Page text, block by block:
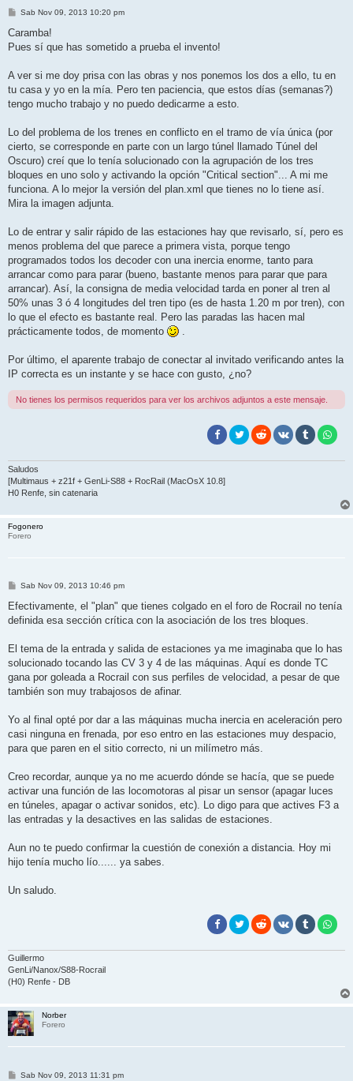
M
n
a
Sab Nov 09, 2013 10:20 pm
Caramba!
Pues sí que has sometido a prueba el invento!
A ver si me doy prisa con las obras y nos ponemos los dos a ello, tu en
tu casa y yo en la mía. Pero ten paciencia, que estos días (semanas?)
tengo mucho trabajo y no puedo dedicarme a esto.
Lo del problema de los trenes en conflicto en el tramo de vía única (por
cierto, se corresponde en parte con un largo túnel llamado Túnel del
Oscuro) creí que lo tenía solucionado con la agrupación de los tres
bloques en uno solo y activando la opción "Critical section"... A mi me
funciona. A lo mejor la versión del plan.xml que tienes no lo tiene así.
Mira la imagen adjunta.
Lo de entrar y salir rápido de las estaciones hay que revisarlo, sí, pero es
menos problema del que parece a primera vista, porque tengo
programados todos los decoder con una inercia enorme, tanto para
arrancar como para parar (bueno, bastante menos para parar que para
arrancar). Así, la consigna de media velocidad tarda en poner al tren al
50% unas 3 ó 4 longitudes del tren tipo (es de hasta 1.20 m por tren), con
lo que el efecto es bastante real. Pero las paradas las hacen mal
prácticamente todos, de momento
.
Por último, el aparente trabajo de conectar al invitado verificando antes la
IP correcta es un instante y se hace con gusto, ¿no?
No tienes los permisos requeridos para ver los archivos adjuntos a este mensaje.
Saludos
[Multimaus + z21f + GenLi-S88 + RocRail (MacOsX 10.8]
H0 Renfe, sin catenaria
Fogonero
Forero
M
n
a
Sab Nov 09, 2013 10:46 pm
Efectivamente, el "plan" que tienes colgado en el foro de Rocrail no tenía
definida esa sección crítica con la asociación de los tres bloques.
El tema de la entrada y salida de estaciones ya me imaginaba que lo has
solucionado tocando las CV 3 y 4 de las máquinas. Aquí es donde TC
gana por goleada a Rocrail con sus perfiles de velocidad, a pesar de que
también son muy trabajosos de afinar.
Yo al final opté por dar a las máquinas mucha inercia en aceleración pero
casi ninguna en frenada, por eso entro en las estaciones muy despacio,
para que paren en el sitio correcto, ni un milímetro más.
Creo recordar, aunque ya no me acuerdo dónde se hacía, que se puede
activar una función de las locomotoras al pisar un sensor (apagar luces
en túneles, apagar o activar sonidos, etc). Lo digo para que actives F3 a
las entradas y la desactives en las salidas de estaciones.
Aun no te puedo confirmar la cuestión de conexión a distancia. Hoy mi
hijo tenía mucho lío...... ya sabes.
Un saludo.
Guillermo
GenLi/Nanox/S88-Rocrail
(H0) Renfe - DB
Norber
Forero
MSab Nov 09, 2013 11:31 pm